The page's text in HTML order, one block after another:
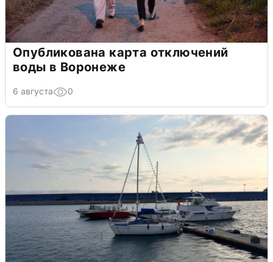
Опубликована карта отключений
воды в Воронеже
6 августа 0